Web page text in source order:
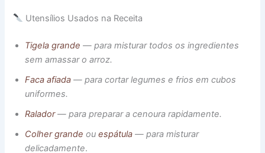
Utensílios Usados na Receita
Tigela grande — para misturar todos os ingredientes
sem amassar o arroz.
Faca afiada— para cortar legumes e frios em cubos
uniformes.
Ralador— para preparar a cenoura rapidamente.
Colher grandeouespátula — para misturar
delicadamente.